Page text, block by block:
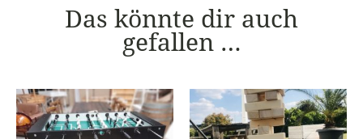
Das könnte dir auch
gefallen …